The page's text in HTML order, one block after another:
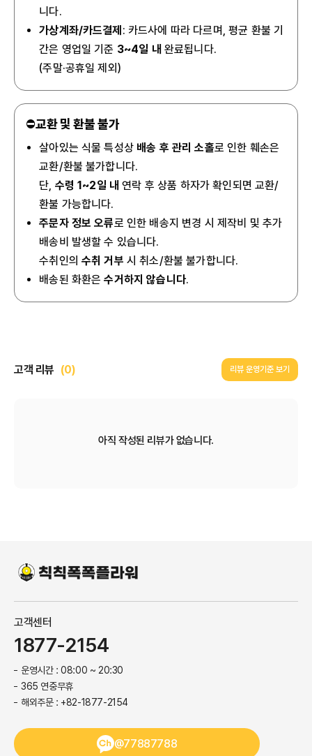
니다.
가상계좌/카드결제 : 카드사에 따라 다르며, 평균 환불 기
간은 영업일 기준 3~4일 내 완료됩니다.
(주말·공휴일 제외)
⛔교환 및 환불 불가
살아있는 식물 특성상 배송 후 관리 소홀로 인한 훼손은
교환/환불 불가합니다.
단, 수령 1~2일 내 연락 후 상품 하자가 확인되면 교환/
환불 가능합니다.
주문자 정보 오류로 인한 배송지 변경 시 제작비 및 추가
배송비 발생할 수 있습니다.
수취인의 수취 거부 시 취소/환불 불가합니다.
배송된 화환은수거하지 않습니다.
고객 리뷰 (0) 리뷰 운영기준 보기
아직 작성된 리뷰가 없습니다.
고객센터
1877-2154
운영시간 : 08:00 ~ 20:30
365 연중무휴
해외주문 : +82-1877-2154
@77887788